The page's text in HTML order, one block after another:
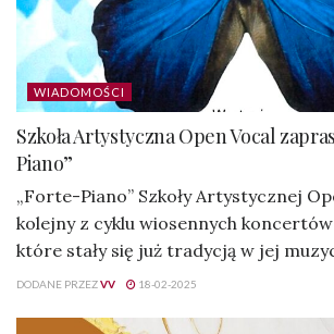
WIADOMOŚCI
Szkoła Artystyczna Open Vocal
Piano”
„Forte-Piano” Szkoły Artystycznej
kolejny z cyklu wiosennych
które stały się już tradycją w jej
DODANE PRZEZVV 18-02-2025